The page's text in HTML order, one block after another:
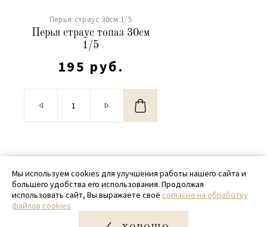
Перья страус 30см 1/5
Перья страус топаз 30см
1/5
195 руб.
© 2020 - 2026 SamPack
+ 7 (918) 699-97-87
zakaz@sampack.store
Мы используем cookies для улучшения работы нашего сайта и
большего удобства его использования. Продолжая
использовать сайт, Вы выражаете своё согласие на обработку
файлов cookies